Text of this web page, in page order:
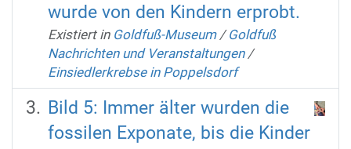
wurde von den Kindern erprobt.
Existiert in Goldfuß-Museum /Goldfuß
Nachrichten und Veranstaltungen /
Einsiedlerkrebse in Poppelsdorf
Bild 5: Immer älter wurden die
fossilen Exponate, bis die Kinder